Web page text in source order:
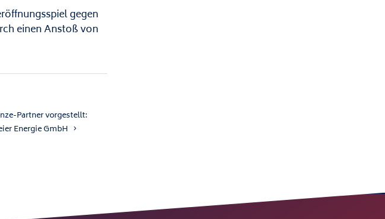
gegen
einen Anstoß von
Partner vorgestellt:
Energie GmbH